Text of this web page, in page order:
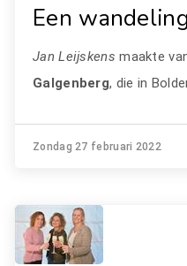
Een
Jan Leijskens maakte
Galgenberg, die in
Zondag 27 februari 2022